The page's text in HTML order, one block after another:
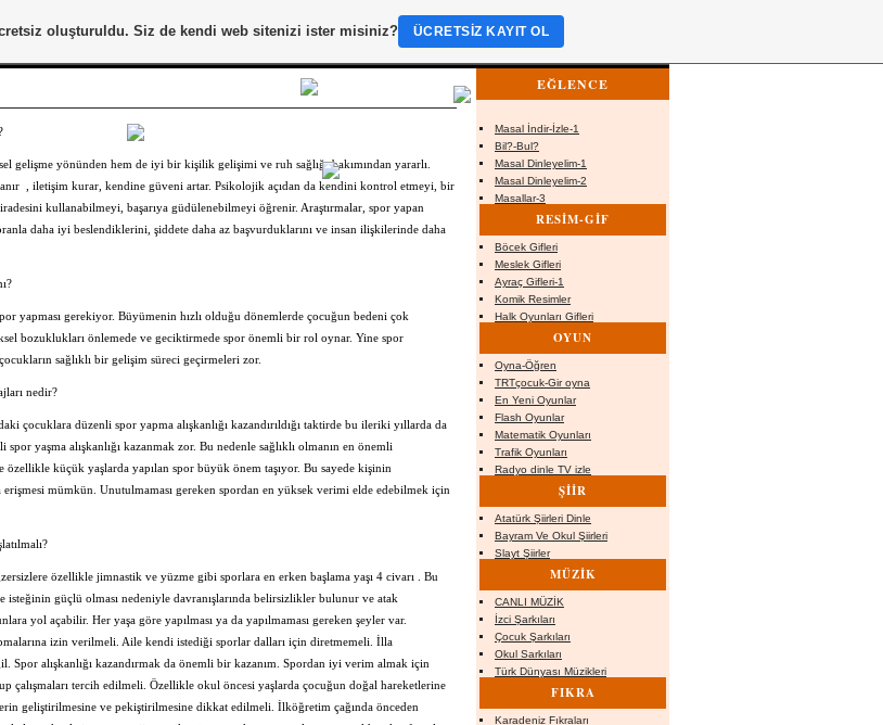
gelişme yönünden hem de iyi bir kişilik gelişimi ve ruh sağlığı bakımından yararlı.
, iletişim kurar, kendine güveni artar. Psikolojik açıdan da kendini kontrol etmeyi, bir
kullanabilmeyi, başarıya güdülenebilmeyi öğrenir. Araştırmalar, spor yapan
daha iyi beslendiklerini, şiddete daha az başvurduklarını ve insan ilişkilerinde daha
yapması gerekiyor. Büyümenin hızlı olduğu dönemlerde çocuğun bedeni çok
bozuklukları önlemede ve geciktirmede spor önemli bir rol oynar. Yine spor
sağlıklı bir gelişim süreci geçirmeleri zor.
nedir?
çocuklara düzenli spor yapma alışkanlığı kazandırıldığı taktirde bu ileriki yıllarda da
yaşma alışkanlığı kazanmak zor. Bu nedenle sağlıklı olmanın en önemli
özellikle küçük yaşlarda yapılan spor büyük önem taşıyor. Bu sayede kişinin
erişmesi mümkün. Unutulmaması gereken spordan en yüksek verimi elde edebilmek için
özellikle jimnastik ve yüzme gibi sporlara en erken başlama yaşı 4 civarı . Bu
isteğinin güçlü olması nedeniyle davranışlarında belirsizlikler bulunur ve atak
yol açabilir. Her yaşa göre yapılması ya da yapılmaması gereken şeyler var.
izin verilmeli. Aile kendi istediği sporlar dalları için diretmemeli. İlla
Spor alışkanlığı kazandırmak da önemli bir kazanım. Spordan iyi verim almak için
çalışmaları tercih edilmeli. Özellikle okul öncesi yaşlarda çocuğun doğal hareketlerine
geliştirilmesine ve pekiştirilmesine dikkat edilmeli. İlköğretim çağında önceden
EĞLENCE
Masal İndir-İzle-1
Bil?-Bul?
Masal Dinleyelim-1
Masal Dinleyelim-2
Masallar-3
RESİM-GİF
Böcek Gifleri
Meslek Gifleri
Ayraç Gifleri-1
Komik Resimler
Halk Oyunları Gifleri
OYUN
Oyna-Öğren
TRTçocuk-Gir oyna
En Yeni Oyunlar
Flash Oyunlar
Matematik Oyunları
Trafik Oyunları
Radyo dinle TV izle
ŞİİR
Atatürk Şiirleri Dinle
Bayram Ve Okul Şiirleri
Slayt Şiirler
MÜZİK
CANLI MÜZİK
İzci Şarkıları
Çocuk Şarkıları
Okul Sarkıları
Türk Dünyası Müzikleri
FIKRA
Karadeniz Fıkraları
oluşturuldu. Siz de kendi web sitenizi ister misiniz? ÜCRETSIZ KAYIT OL